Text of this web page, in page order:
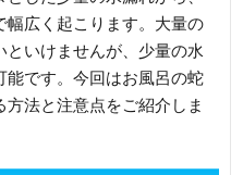
幅広く起こります。大量の
といけませんが、少量の水
能です。今回はお風呂の蛇
法と注意点をご紹介しま